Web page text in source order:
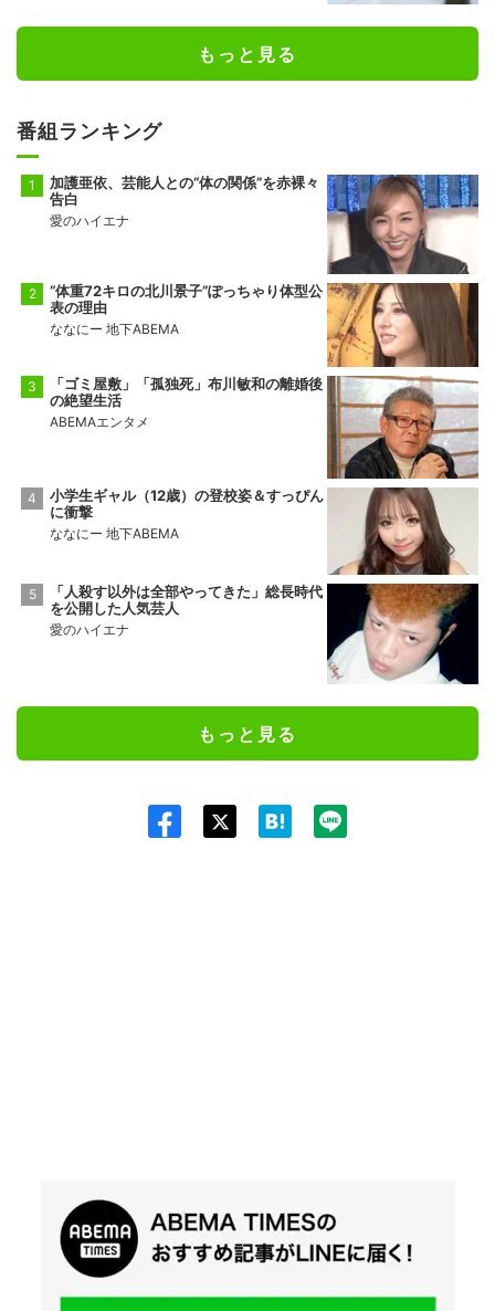
もっと見る
番組ランキング
加護亜依、芸能人との“体の関係”を赤裸々
告白
愛のハイエナ
“体重72キロの北川景子”ぽっちゃり体型公
表の理由
ななにー 地下ABEMA
「ゴミ屋敷」「孤独死」布川敏和の離婚後
の絶望生活
ABEMAエンタメ
小学生ギャル（12歳）の登校姿＆すっぴん
に衝撃
ななにー 地下ABEMA
「人殺す以外は全部やってきた」総長時代
を公開した人気芸人
愛のハイエナ
もっと見る